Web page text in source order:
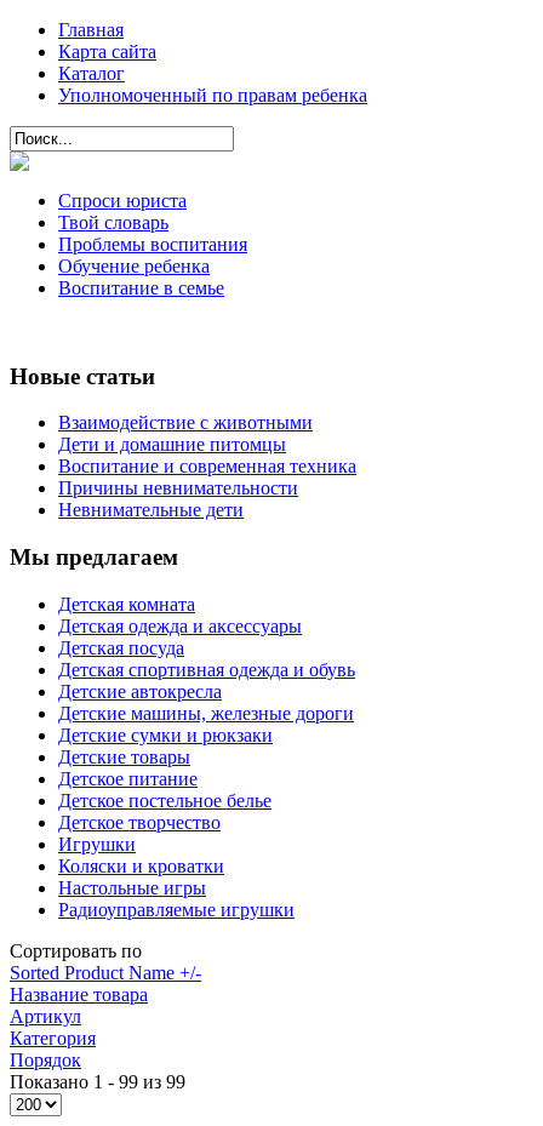
Главная
Карта сайта
Каталог
Уполномоченный по правам ребенка
Спроси юриста
Твой словарь
Проблемы воспитания
Обучение ребенка
Воспитание в семье
Новые статьи
Взаимодействие с животными
Дети и домашние питомцы
Воспитание и современная техника
Причины невнимательности
Невнимательные дети
Мы предлагаем
Детская комната
Детская одежда и аксессуары
Детская посуда
Детская спортивная одежда и обувь
Детские автокресла
Детские машины, железные дороги
Детские сумки и рюкзаки
Детские товары
Детское питание
Детское постельное белье
Детское творчество
Игрушки
Коляски и кроватки
Настольные игры
Радиоуправляемые игрушки
Сортировать по
Sorted Product Name +/-
Название товара
Артикул
Категория
Порядок
Показано 1 - 99 из 99